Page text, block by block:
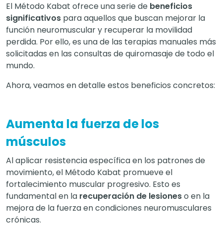
El Método Kabat ofrece una serie de beneficios
significativos para aquellos que buscan mejorar la
función neuromuscular y recuperar la movilidad
perdida. Por ello, es una de las terapias manuales más
solicitadas en las consultas de quiromasaje de todo el
mundo.
Ahora, veamos en detalle estos beneficios concretos:
Aumenta la fuerza de los
músculos
Al aplicar resistencia específica en los patrones de
movimiento, el Método Kabat promueve el
fortalecimiento muscular progresivo. Esto es
fundamental en la recuperación de lesioneso en la
mejora de la fuerza en condiciones neuromusculares
crónicas.